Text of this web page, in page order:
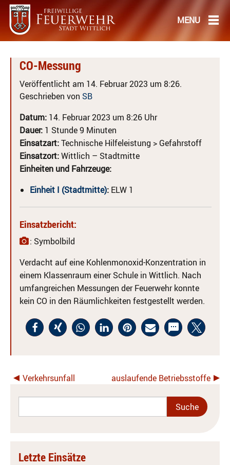
CO-Messung
Veröffentlicht am 14. Februar 2023 um 8:26.
Geschrieben von SB
Datum: 14. Februar 2023 um 8:26 Uhr
Dauer: 1 Stunde 9 Minuten
Einsatzart:Technische Hilfeleistung > Gefahrstoff
Einsatzort:Wittlich – Stadtmitte
Einheiten und Fahrzeuge:
Einheit I (Stadtmitte): ELW 1
Einsatzbericht:
: Symbolbild
Verdacht auf eine Kohlenmonoxid-Konzentration in
einem Klassenraum einer Schule in Wittlich. Nach
umfangreichen Messungen der Feuerwehr konnte
kein CO in den Räumlichkeiten festgestellt werden.
Verkehrsunfall auslaufende Betriebsstoffe
Letzte Einsätze